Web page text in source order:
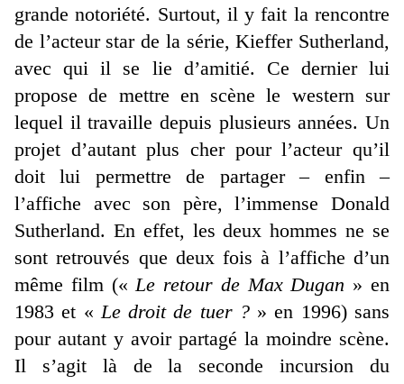
grande notoriété. Surtout, il y fait la rencontre
de l’acteur star de la série, Kieffer Sutherland,
avec qui il se lie d’amitié. Ce dernier lui
propose de mettre en scène le western sur
lequel il travaille depuis plusieurs années. Un
projet d’autant plus cher pour l’acteur qu’il
doit lui permettre de partager – enfin –
l’affiche avec son père, l’immense Donald
Sutherland. En effet, les deux hommes ne se
sont retrouvés que deux fois à l’affiche d’un
même film («Le retour de Max Dugan » en
1983 et «Le droit de tuer ?» en 1996) sans
pour autant y avoir partagé la moindre scène.
Il s’agit là de la seconde incursion du